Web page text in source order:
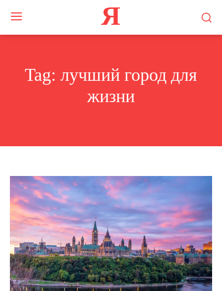
Я
Tag: лучший город для
жизни